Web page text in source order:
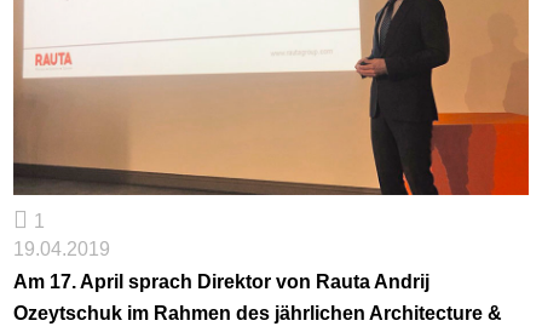
1
19.04.2019
Am 17. April sprach Direktor von Rauta Andrij
Ozeytschuk im Rahmen des jährlichen Architecture &